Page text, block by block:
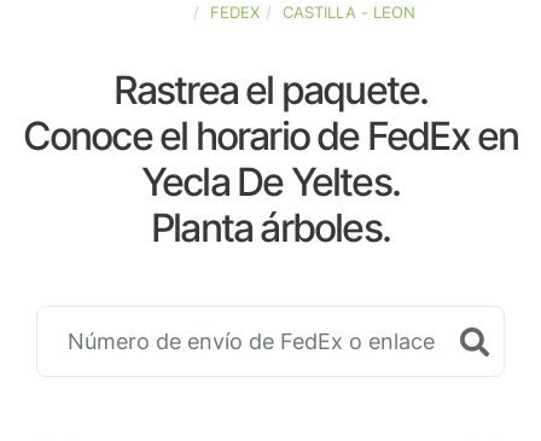
FEDEX CASTILLA - LEON
Rastrea el paquete.
Conoce el horario de FedEx en
Yecla De Yeltes.
Planta árboles.